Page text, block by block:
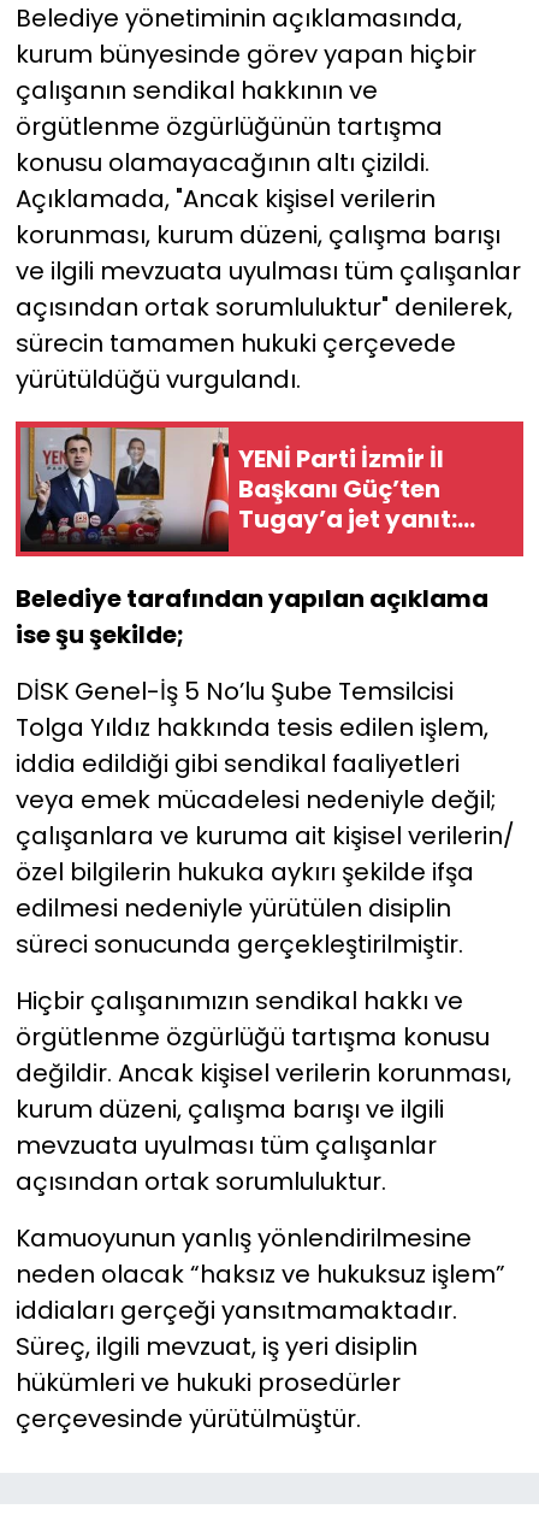
Belediye yönetiminin açıklamasında,
kurum bünyesinde görev yapan hiçbir
çalışanın sendikal hakkının ve
örgütlenme özgürlüğünün tartışma
konusu olamayacağının altı çizildi.
Açıklamada, "Ancak kişisel verilerin
korunması, kurum düzeni, çalışma barışı
ve ilgili mevzuata uyulması tüm çalışanlar
açısından ortak sorumluluktur" denilerek,
sürecin tamamen hukuki çerçevede
yürütüldüğü vurgulandı.
YENİ Parti İzmir İl
Başkanı Güç’ten
Tugay’a jet yanıt:
Aynı inanç ve
yürüyeceğiz!
Belediye tarafından yapılan açıklama
ise şu şekilde;
DİSK Genel-İş 5 No’lu Şube Temsilcisi
Tolga Yıldız hakkında tesis edilen işlem,
iddia edildiği gibi sendikal faaliyetleri
veya emek mücadelesi nedeniyle değil;
çalışanlara ve kuruma ait kişisel verilerin/
özel bilgilerin hukuka aykırı şekilde ifşa
edilmesi nedeniyle yürütülen disiplin
süreci sonucunda gerçekleştirilmiştir.
Hiçbir çalışanımızın sendikal hakkı ve
örgütlenme özgürlüğü tartışma konusu
değildir. Ancak kişisel verilerin korunması,
kurum düzeni, çalışma barışı ve ilgili
mevzuata uyulması tüm çalışanlar
açısından ortak sorumluluktur.
Kamuoyunun yanlış yönlendirilmesine
neden olacak “haksız ve hukuksuz işlem”
iddiaları gerçeği yansıtmamaktadır.
Süreç, ilgili mevzuat, iş yeri disiplin
hükümleri ve hukuki prosedürler
çerçevesinde yürütülmüştür.